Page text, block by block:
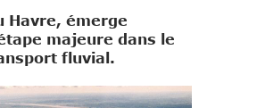
Havre, émerge
majeure dans le
fluvial.